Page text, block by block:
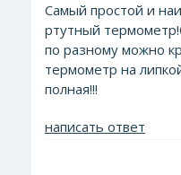
Самый простой и
ртутный
по разному можно
термометр на
полная!!!
написать ответ